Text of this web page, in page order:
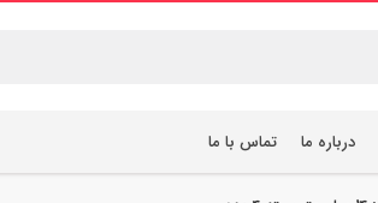
درباره ما تماس با ما